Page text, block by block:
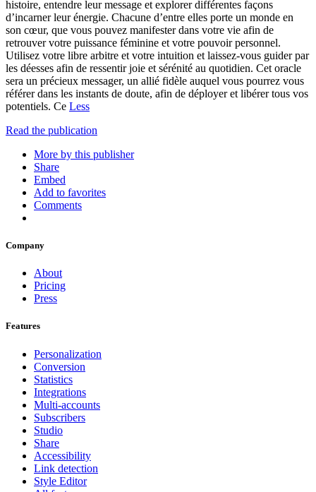
histoire, entendre leur message et explorer différentes façons
d’incarner leur énergie. Chacune d’entre elles porte un monde en
son cœur, que vous pouvez manifester dans votre vie afin de
retrouver votre puissance féminine et votre pouvoir personnel.
Utilisez votre libre arbitre et votre intuition et laissez-vous guider par
les déesses afin de ressentir joie et sérénité au quotidien. Cet oracle
sera un précieux messager, un allié fidèle auquel vous pourrez vous
référer dans les instants de doute, afin de déployer et libérer tous vos
potentiels. Ce Less
Read the publication
More by this publisher
Share
Embed
Add to favorites
Comments
Company
About
Pricing
Press
Features
Personalization
Conversion
Statistics
Integrations
Multi-accounts
Subscribers
Studio
Share
Accessibility
Link detection
Style Editor